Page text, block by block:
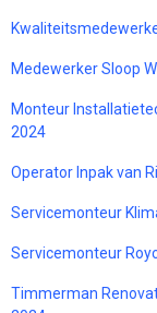
Medewerker Sloop
Monteur
2024
Operator Inpak van
Servicemonteur
Servicemonteur
Timmerman